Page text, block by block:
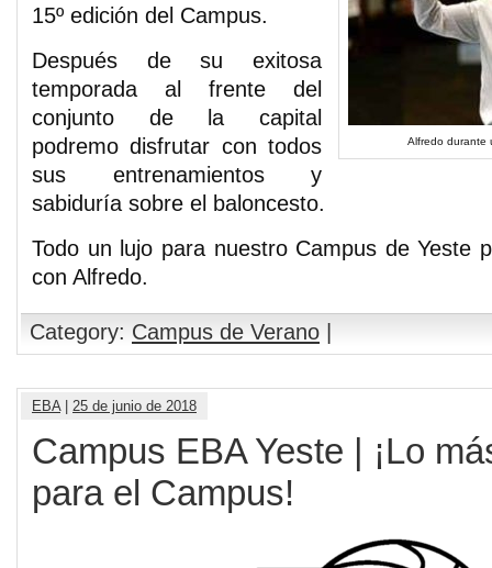
Alfredo durante
15º edición del Campus.
Después de su exitosa
temporada al frente del
conjunto de la capital
podremo disfrutar con todos
sus entrenamientos y
sabiduría sobre el baloncesto.
Todo un lujo para nuestro Campus de Yeste
con Alfredo.
Category: Campus de Verano
EBA| 25 de junio de 2018
Campus EBA Yeste | ¡Lo
para el Campus!